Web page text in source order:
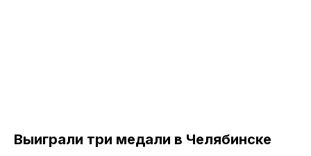
Выиграли три медали в Челябинске